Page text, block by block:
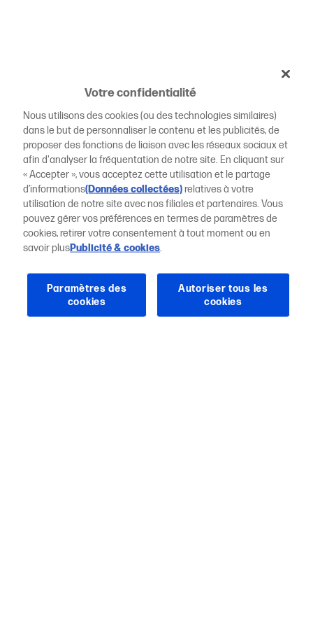
Votre confidentialité
Nous utilisons des cookies (ou des technologies similaires)
dans le but de personnaliser le contenu et les publicités, de
proposer des fonctions de liaison avec les réseaux sociaux et
afin d'analyser la fréquentation de notre site. En cliquant sur
« Accepter », vous acceptez cette utilisation et le partage
d’informations(Données collectées)relatives à votre
utilisation de notre site avec nos filiales et partenaires. Vous
pouvez gérer vos préférences en termes de paramètres de
cookies, retirer votre consentement à tout moment ou en
savoir plusPublicité & cookies.
Paramètres des
cookies
Autoriser tous les
cookies